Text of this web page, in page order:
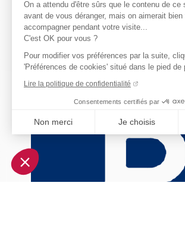
On a attendu d'être sûrs que le contenu de ce
avant de vous déranger, mais on aimerait bien
accompagner pendant votre visite...
C'est OK pour vous ?
Pour modifier vos préférences par la suite,
'Préférences de cookies' situé dans le pied de
Lire la politique de confidentialité
Consentements certifiés par
Non merci Je choisis
Plateforme de Gestion du
Notre plateforme vous permet